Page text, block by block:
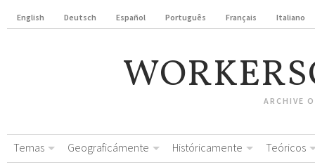
English Deutsch Español Português Français Italiano
ARCHIVE
Temas Geograficámente Históricamente Teóricos